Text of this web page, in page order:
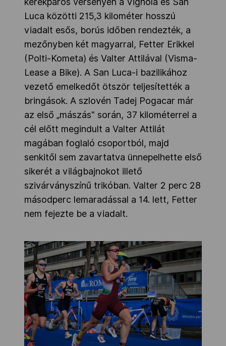
Luca közötti 215,3 kilométer hosszú
viadalt esős, borús időben rendezték, a
mezőnyben két magyarral, Fetter Erikkel
(Polti-Kometa) és Valter Attilával (Visma-
Lease a Bike). A San Luca-i bazilikához
vezető emelkedőt ötször teljesítették a
bringások. A szlovén Tadej Pogacar már
az első „mászás" során, 37 kilométerrel a
cél előtt megindult a Valter Attilát
magában foglaló csoportból, majd
senkitől sem zavartatva ünnepelhette első
sikerét a világbajnokot illető
szivárványszínű trikóban. Valter 2 perc 28
másodperc lemaradással a 14. lett, Fetter
nem fejezte be a viadalt.